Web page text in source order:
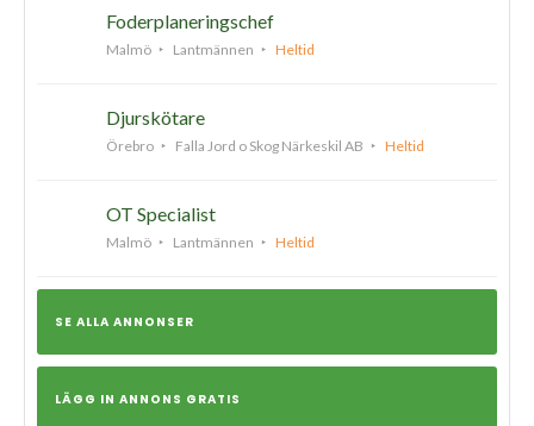
Foderplaneringschef
Malmö Lantmännen Heltid
Djurskötare
Örebro Falla Jord o Skog Närkeskil AB Heltid
OT Specialist
Malmö Lantmännen Heltid
SE ALLA ANNONSER
LÄGG IN ANNONS GRATIS